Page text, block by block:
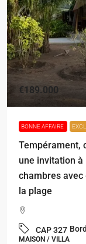
€189.000
BONNE AFFAIRE
Tempérament,
une invitation
chambres
la plage
CAP 327
MAISON / VILLA